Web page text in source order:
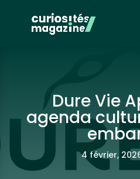
Dure Vie
agenda
4 février,